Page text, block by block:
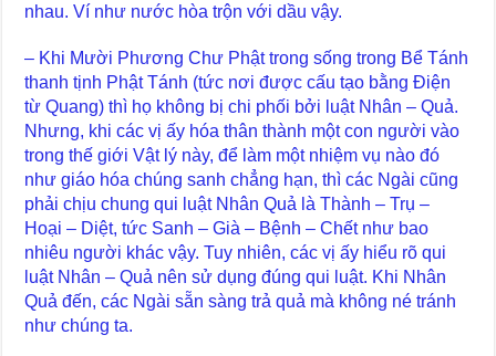
nhau. Ví như nước hòa trộn với dầu vậy.
– Khi Mười Phương Chư Phật trong sống trong Bể Tánh
thanh tịnh Phật Tánh (tức nơi được cấu tạo bằng Điện
từ Quang) thì họ không bị chi phối bởi luật Nhân – Quả.
Nhưng, khi các vị ấy hóa thân thành một con người vào
trong thế giới Vật lý này, để làm một nhiệm vụ nào đó
như giáo hóa chúng sanh chẳng hạn, thì các Ngài cũng
phải chịu chung qui luật Nhân Quả là Thành – Trụ –
Hoại – Diệt, tức Sanh – Già – Bệnh – Chết như bao
nhiêu người khác vậy. Tuy nhiên, các vị ấy hiểu rõ qui
luật Nhân – Quả nên sử dụng đúng qui luật. Khi Nhân
Quả đến, các Ngài sẵn sàng trả quả mà không né tránh
như chúng ta.